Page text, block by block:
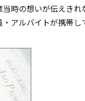
時の想いが伝えき
アルバイトが携帯